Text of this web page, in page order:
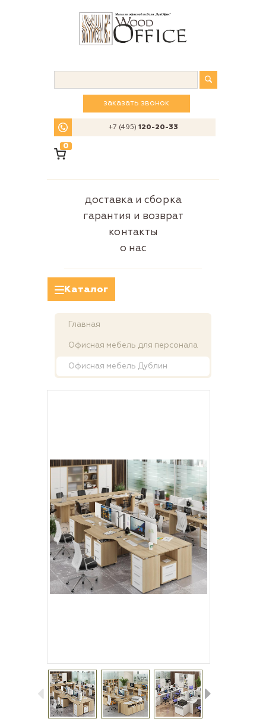
заказать звонок
+7 (495)120-20-33
0
доставка и сборка
гарантия и возврат
контакты
о нас
Каталог
Главная
Офисная мебель для персонала
Офисная мебель Дублин